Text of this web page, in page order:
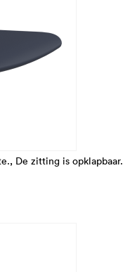
De zitting is opklapbaar.